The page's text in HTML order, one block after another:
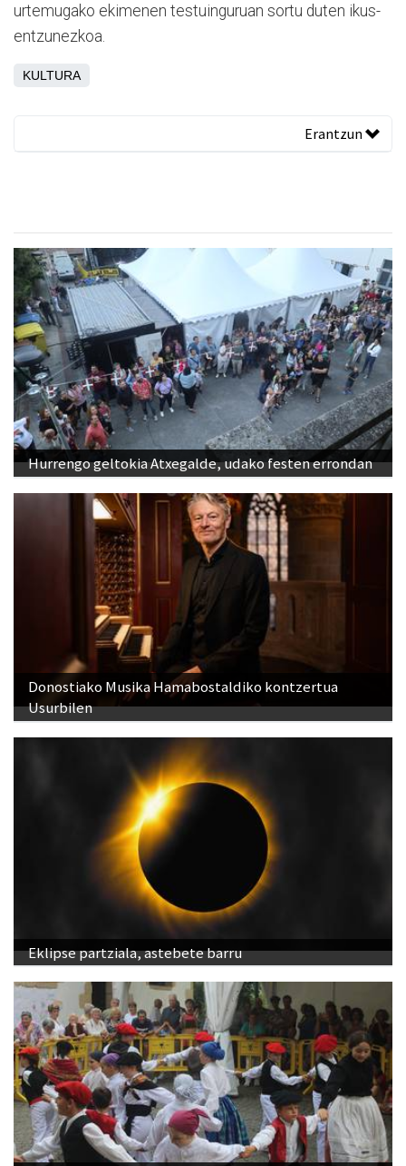
urtemugako ekimenen testuinguruan sortu duten ikus-
entzunezkoa.
KULTURA
Erantzun
Hurrengo geltokia Atxegalde, udako festen errondan
Donostiako Musika Hamabostaldiko kontzertua
Usurbilen
Eklipse partziala, astebete barru